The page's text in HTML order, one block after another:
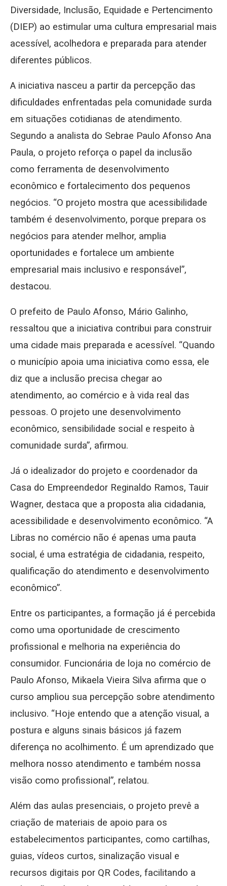
Diversidade, Inclusão, Equidade e Pertencimento
(DIEP) ao estimular uma cultura empresarial mais
acessível, acolhedora e preparada para atender
diferentes públicos.
A iniciativa nasceu a partir da percepção das
dificuldades enfrentadas pela comunidade surda
em situações cotidianas de atendimento.
Segundo a analista do Sebrae Paulo Afonso Ana
Paula, o projeto reforça o papel da inclusão
como ferramenta de desenvolvimento
econômico e fortalecimento dos pequenos
negócios. “O projeto mostra que acessibilidade
também é desenvolvimento, porque prepara os
negócios para atender melhor, amplia
oportunidades e fortalece um ambiente
empresarial mais inclusivo e responsável”,
destacou.
O prefeito de Paulo Afonso, Mário Galinho,
ressaltou que a iniciativa contribui para construir
uma cidade mais preparada e acessível. “Quando
o município apoia uma iniciativa como essa, ele
diz que a inclusão precisa chegar ao
atendimento, ao comércio e à vida real das
pessoas. O projeto une desenvolvimento
econômico, sensibilidade social e respeito à
comunidade surda”, afirmou.
Já o idealizador do projeto e coordenador da
Casa do Empreendedor Reginaldo Ramos, Tauir
Wagner, destaca que a proposta alia cidadania,
acessibilidade e desenvolvimento econômico. “A
Libras no comércio não é apenas uma pauta
social, é uma estratégia de cidadania, respeito,
qualificação do atendimento e desenvolvimento
econômico”.
Entre os participantes, a formação já é percebida
como uma oportunidade de crescimento
profissional e melhoria na experiência do
consumidor. Funcionária de loja no comércio de
Paulo Afonso, Mikaela Vieira Silva afirma que o
curso ampliou sua percepção sobre atendimento
inclusivo. “Hoje entendo que a atenção visual, a
postura e alguns sinais básicos já fazem
diferença no acolhimento. É um aprendizado que
melhora nosso atendimento e também nossa
visão como profissional”, relatou.
Além das aulas presenciais, o projeto prevê a
criação de materiais de apoio para os
estabelecimentos participantes, como cartilhas,
guias, vídeos curtos, sinalização visual e
recursos digitais por QR Codes, facilitando a